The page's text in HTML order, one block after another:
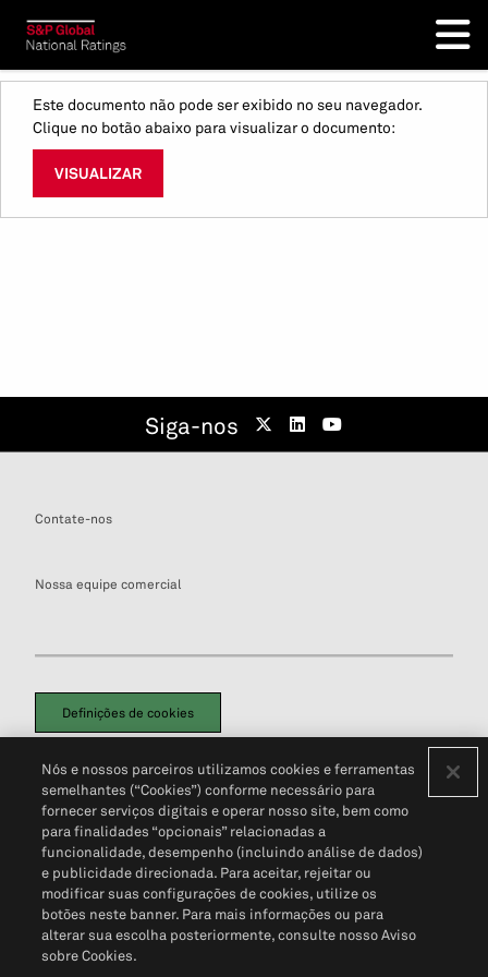
Este documento não pode ser exibido no seu navegador.
Clique no botão abaixo para visualizar o documento:
VISUALIZAR
Siga-nos
Contate-nos
Nossa equipe comercial
Definições de cookies
Política de PrivacidadePortal de privacidade do cliente (em inglês)
Não Venda Minhas Informações Pessoais© 2026 S&P Global
Nós e nossos parceiros utilizamos cookies e ferramentas
semelhantes (“Cookies”) conforme necessário para
fornecer serviços digitais e operar nosso site, bem como
para finalidades “opcionais” relacionadas a
funcionalidade, desempenho (incluindo análise de dados)
e publicidade direcionada. Para aceitar, rejeitar ou
modificar suas configurações de cookies, utilize os
botões neste banner. Para mais informações ou para
alterar sua escolha posteriormente, consulte nosso Aviso
sobre Cookies.